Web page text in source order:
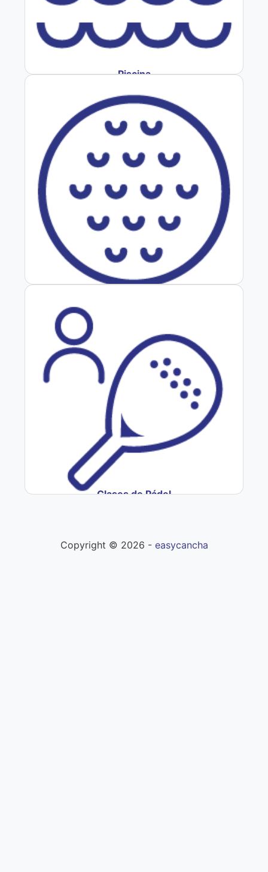
Piscina
Golf
Clases de Pádel
Copyright © 2026 - easycancha